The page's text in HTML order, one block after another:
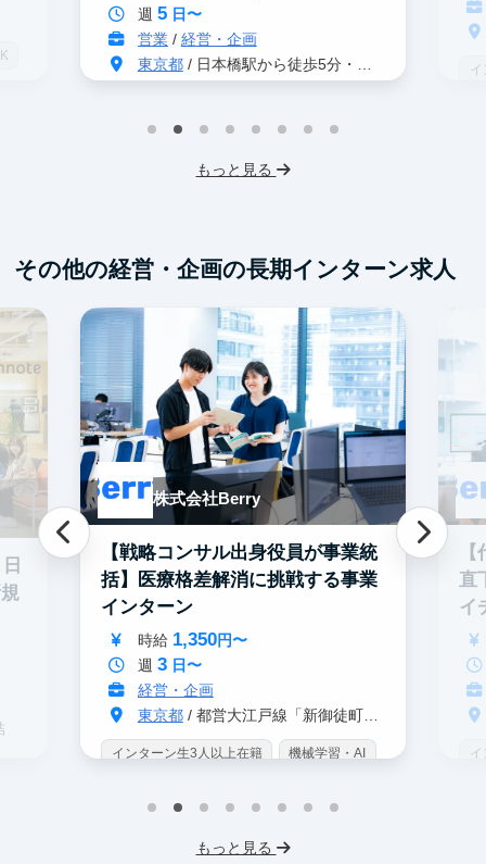
週 5日〜
営業/ 経営・企画
東京都/ 日本橋駅から徒歩5分・茅場町駅から徒歩2分
インターン生3人以上在籍
英語力を活かせる 事業立案
未経験OK IT業界 ゲーム業界
スタートアップ 土日勤務可
フレックス勤務 服装髪型自由
交通費支給
もっと見る
その他の経営・企画の長期インターン求人
株式会社Berry
【戦略コンサル出身役員が事業統
括】医療格差解消に挑戦する事業
インターン
時給 1,350円〜
週 3日〜
経営・企画
東京都/ 都営大江戸線「新御徒町駅」 A4出口 徒歩3分
インターン生3人以上在籍 機械学習・AI
直
イ
ン
もっと見る